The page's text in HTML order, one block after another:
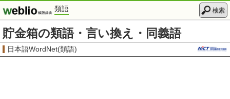
類語 検索
貯金箱の類語・言い換え・同義語
日本語WordNet(類語)